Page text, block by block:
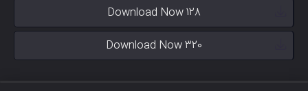
Download Now 128
Download Now 320